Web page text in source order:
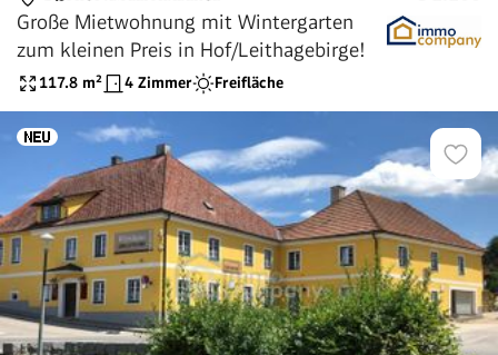
Große Mietwohnung mit Wintergarten
zum kleinen Preis in Hof/Leithagebirge!
117.8 m² 4 Zimmer Freifläche